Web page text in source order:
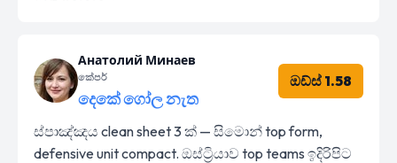
Анатолий Минаев
කේපර්
දෙකේ ගෝල නැත
ඔඩ්ස් 1.58
ස්පාඤ්ඤය clean sheet 3 ක් — සිමොන් top form,
defensive unit compact. ඔස්ට්‍රියාව top teams ඉදිරිපිට